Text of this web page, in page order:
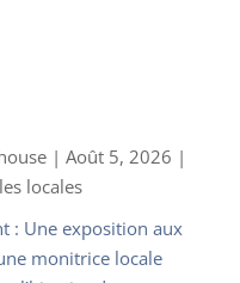
| Août 5, 2026 |
locales